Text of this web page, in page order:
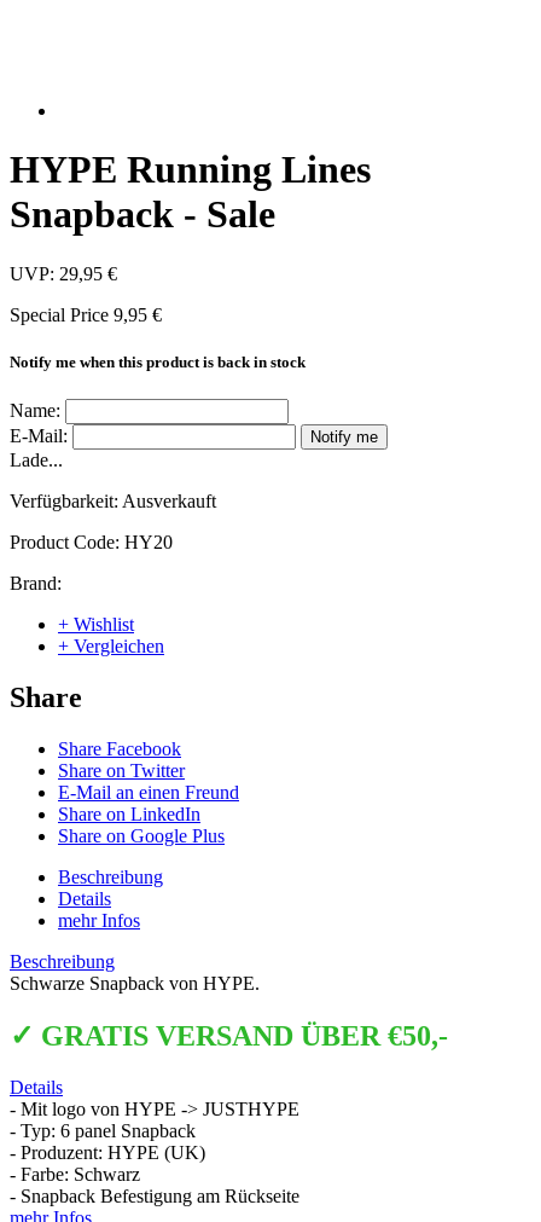
HYPE Running Lines
Snapback - Sale
UVP: 29,95 €
Special Price 9,95 €
Notify me when this product is back in stock
Name:
E-Mail:
Notify me
Lade...
Verfügbarkeit: Ausverkauft
Product Code: HY20
Brand:
+ Wishlist
+ Vergleichen
Share
Share Facebook
Share on Twitter
E-Mail an einen Freund
Share on LinkedIn
Share on Google Plus
Beschreibung
Details
mehr Infos
Beschreibung
Schwarze Snapback von HYPE.
✓ GRATIS VERSAND ÜBER €50,-
Details
- Mit logo von HYPE -> JUSTHYPE
- Typ: 6 panel Snapback
- Produzent: HYPE (UK)
- Farbe: Schwarz
- Snapback Befestigung am Rückseite
mehr Infos